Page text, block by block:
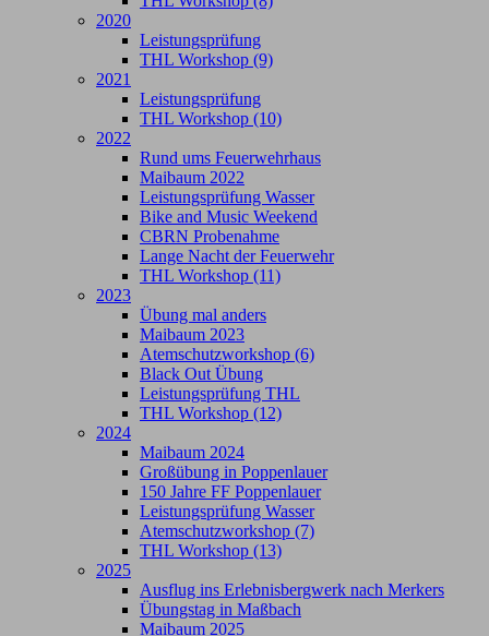
2020
Leistungsprüfung
THL Workshop (9)
2021
Leistungsprüfung
THL Workshop (10)
2022
Rund ums Feuerwehrhaus
Maibaum 2022
Leistungsprüfung Wasser
Bike and Music Weekend
CBRN Probenahme
Lange Nacht der Feuerwehr
THL Workshop (11)
2023
Übung mal anders
Maibaum 2023
Atemschutzworkshop (6)
Black Out Übung
Leistungsprüfung THL
THL Workshop (12)
2024
Maibaum 2024
Großübung in Poppenlauer
150 Jahre FF Poppenlauer
Leistungsprüfung Wasser
Atemschutzworkshop (7)
THL Workshop (13)
2025
Ausflug ins Erlebnisbergwerk nach Merkers
Übungstag in Maßbach
Maibaum 2025